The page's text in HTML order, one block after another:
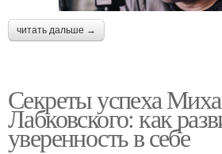
читать дальше →
Секреты успеха
Лабковского: как
уверенность в себе